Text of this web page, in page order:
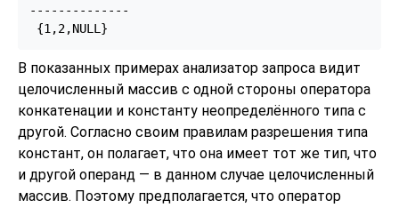
--------------
{1,2,NULL}
В показанных примерах анализатор запроса видит
целочисленный массив с одной стороны оператора
конкатенации и константу неопределённого типа с
другой. Согласно своим правилам разрешения типа
констант, он полагает, что она имеет тот же тип, что
и другой операнд — в данном случае целочисленный
массив. Поэтому предполагается, что оператор